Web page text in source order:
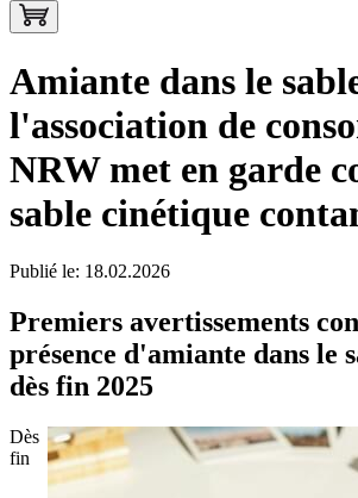
Amiante dans le
l'association de
NRW met en garde
sable cinétique
Publié le: 18.02.2026
Premiers avertissements
présence d'amiante dans le
dès fin 2025
Dès
fin